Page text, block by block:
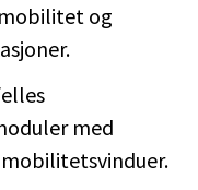
og
med